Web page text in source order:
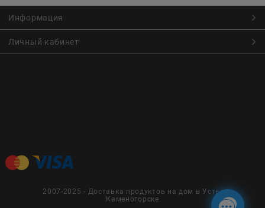
Информация
Личный кабинет
2007-2025 - Доставка продуктов на дом в Усть-
Каменогорске